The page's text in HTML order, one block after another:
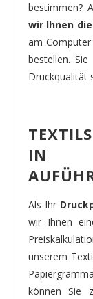
bestimmen?
wir Ihnen
am
bestellen.
Druckqualität
IN
Als Ihr
wir Ihnen
unserem
können Sie